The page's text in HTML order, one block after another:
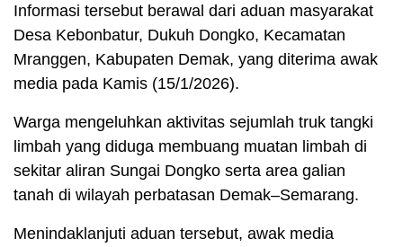
Informasi tersebut berawal dari aduan masyarakat
Desa Kebonbatur, Dukuh Dongko, Kecamatan
Mranggen, Kabupaten Demak, yang diterima awak
media pada Kamis (15/1/2026).
Warga mengeluhkan aktivitas sejumlah truk tangki
limbah yang diduga membuang muatan limbah di
sekitar aliran Sungai Dongko serta area galian
tanah di wilayah perbatasan Demak–Semarang.
Menindaklanjuti aduan tersebut, awak media